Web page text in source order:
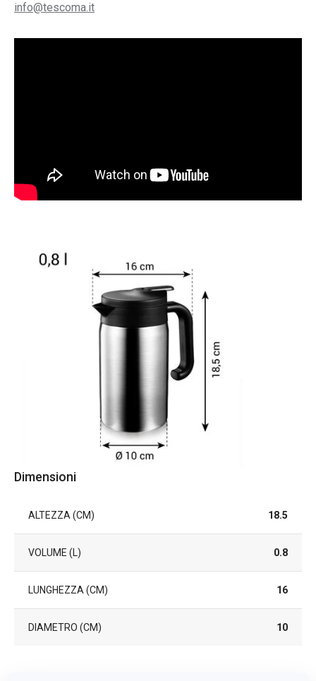
info@tescoma.it
Dimensioni
ALTEZZA (CM) 18.5
VOLUME (L) 0.8
LUNGHEZZA (CM) 16
DIAMETRO (CM) 10